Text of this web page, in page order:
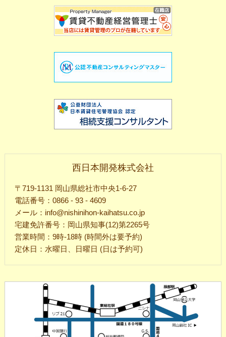
西日本開発株式会社
〒719-1131 岡山県総社市中央1-6-27
電話番号：0866 - 93 - 4609
メール：info@nishinihon-kaihatsu.co.jp
宅建免許番号：岡山県知事(12)第2265号
営業時間：9時-18時 (時間外は要予約)
定休日：水曜日、日曜日 (日は予約可)